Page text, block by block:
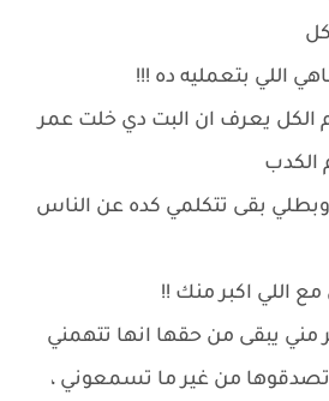
اللي بتعمليه ده !!!
الكل يعرف ان البت دي خلت عمر
الكدب
بقى تتكلمي كده عن الناس
اللي اكبر منك !!
مني يبقى من حقها انها تتهمني
من غير ما تسمعوني ،